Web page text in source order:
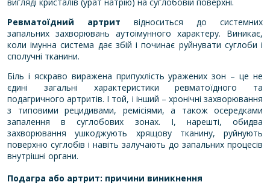
Ревматоїдний артрит відноситься до системних
запальних захворювань аутоімунного характеру. Виникає,
коли імунна система дає збій і починає руйнувати суглоби і
сполучні тканини.
Біль і яскраво виражена припухлість уражених зон – це не
єдині загальні характеристики ревматоїдного та
подагричного артритів. І той, і інший – хронічні захворювання
з типовими рецидивами, ремісіями, а також осередками
запалення в суглобових зонах. І, нарешті, обидва
захворювання ушкоджують хрящову тканину, руйнують
поверхню суглобів і навіть залучають до запальних процесів
внутрішні органи.
Подагра або артрит: причини виникнення